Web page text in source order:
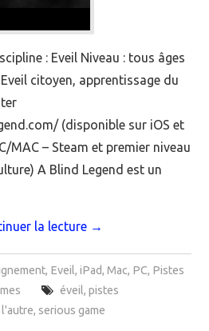
: Eveil Niveau : tous âges
citoyen, apprentissage du
(disponible sur iOS et
MAC – Steam et premier niveau
A Blind Legend est un
la lecture →
, Eveil, iPad, Mac, PC, Pistes
éveil, pistes
l'autre, serious game